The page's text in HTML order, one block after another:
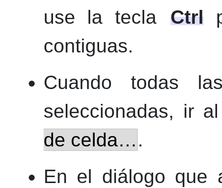
use la tecla Ctrl
contiguas.
Cuando todas
seleccionadas, ir
de celda… .
En el diálogo que